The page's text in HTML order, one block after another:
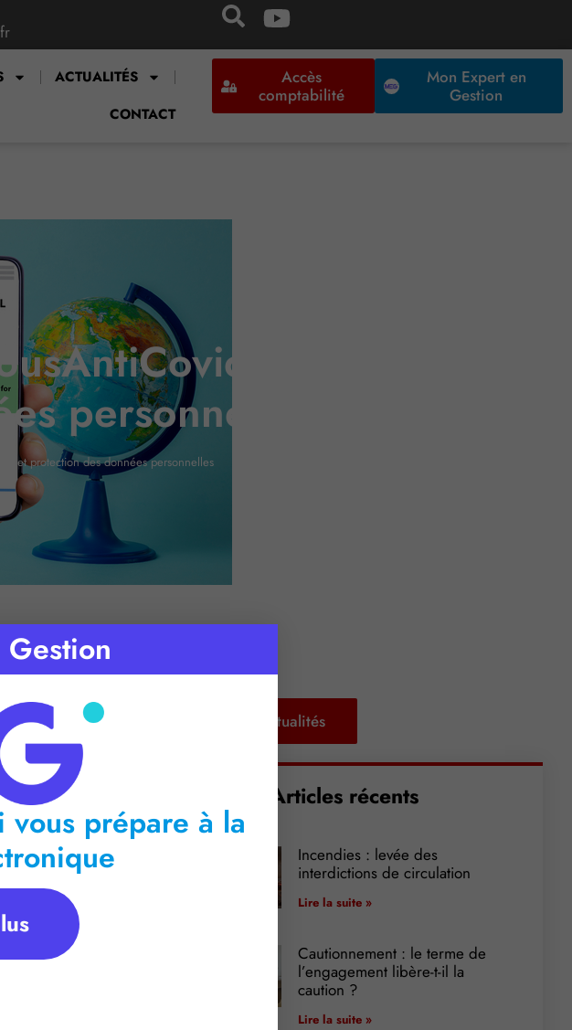
ACTUALITÉS
CONTACT
Accès
comptabilité
Mon Expert en
Gestion
Carnet » et
personnelles
» et protection des données personnelles
Retour aux actualités
Articles récents
Incendies : levée des
interdictions de circulation
Lire la suite »
Cautionnement : le terme de
l’engagement libère-t-il la
caution ?
Lire la suite »
prépare à la